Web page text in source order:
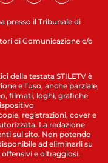
presso il Tribunale di
di Comunicazione c/o
della testata STILETV è
e l’uso, anche parziale,
filmati, loghi, grafiche
registrazioni, cover e
La redazione
sul sito. Non potendo
ad eliminarli su
e oltraggiosi.